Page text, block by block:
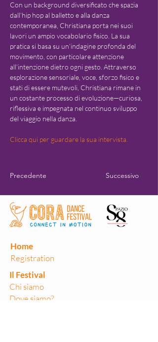
Con un background diversificato che spazia
dall’hip hop al balletto e alla danza
contemporanea, Christiana porta nei suoi
lavori un ampio vocabolario fisico. La sua
pratica si basa su un’indagine profonda del
movimento, con particolare attenzione
all’intenzione dietro ogni gesto. Attraverso
esplorazione sensoriale, voce, sforzo fisico e
stati di essere mutevoli, Christiana rimane in
un costante processo di evoluzione—curiosa,
riflessiva e impegnata nel continuo sviluppo
del viaggio nella danza.
Clicca qui per guardare la sua intervista.
Precedente Successivo
Home
Registration
Il Festival
Chi siamo
Dove siamo?